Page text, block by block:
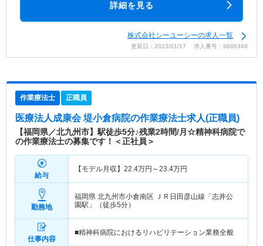
詳細を見る
株式会社シーユーシーの求人一覧
更新日：2023/01/17 求人番号：9686348
作業療法士 正職員
医療法人成康会 堤小倉病院の作業療法士求人(正職員)
【福岡県／北九州市】駅徒歩5分♪残業2時間/月☆精神科病院で
の作業療法士の募集です！＜正社員＞
給与
【モデル月収】 22.4万円～23.4万円
勤務地
福岡県 北九州市小倉南区 ＪＲ日田彦山線「志井公
園駅」（徒歩5分）
仕事内容
■精神科病院におけるリハビリテーション業務全般